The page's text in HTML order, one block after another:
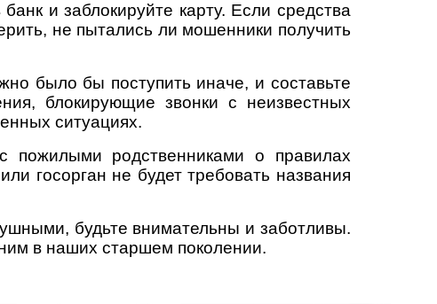
и заблокируйте карту. Если средства
не пытались ли мошенники получить
было бы поступить иначе, и составьте
блокирующие звонки с неизвестных
ситуациях.
пожилыми родственниками о правилах
госорган не будет требовать названия
будьте внимательны и заботливы.
в наших старшем поколении.